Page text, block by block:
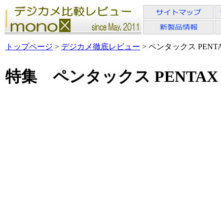
トップページ > デジカメ徹底レビュー > ペンタックス
特集 ペンタックス PENTAX